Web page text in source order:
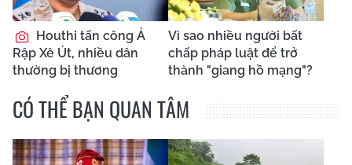
Houthi tấn công Ả
Rập Xê Út, nhiều dân
thường bị thương
Vì sao nhiều người bất
chấp pháp luật để trở
thành "giang hồ mạng"?
CÓ THỂ BẠN QUAN TÂM